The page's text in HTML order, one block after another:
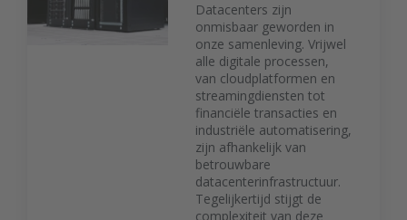
Datacenters zijn
onmisbaar geworden in
onze samenleving. Vrijwel
alle digitale processen,
van cloudplatformen en
streamingdiensten tot
financiële transacties en
industriële automatisering,
zijn afhankelijk van
betrouwbare
datacenterinfrastructuur.
Tegelijkertijd stijgt de
complexiteit van deze